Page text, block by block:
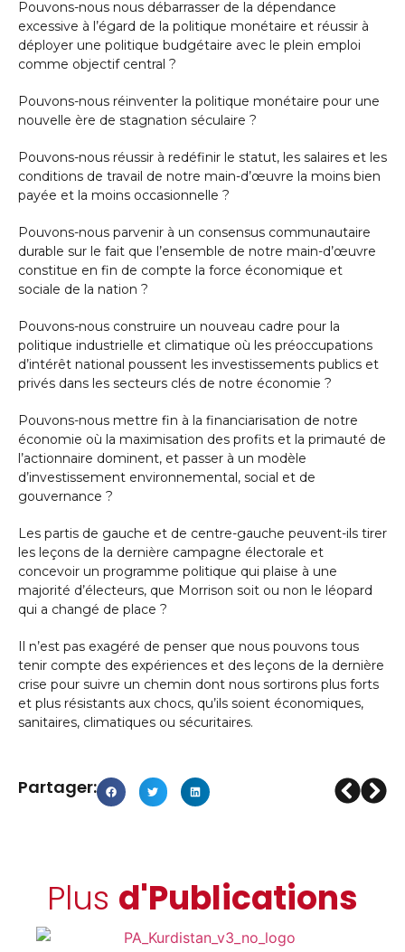
Pouvons-nous nous débarrasser de la dépendance
excessive à l’égard de la politique monétaire et réussir à
déployer une politique budgétaire avec le plein emploi
comme objectif central ?
Pouvons-nous réinventer la politique monétaire pour une
nouvelle ère de stagnation séculaire ?
Pouvons-nous réussir à redéfinir le statut, les salaires et les
conditions de travail de notre main-d’œuvre la moins bien
payée et la moins occasionnelle ?
Pouvons-nous parvenir à un consensus communautaire
durable sur le fait que l’ensemble de notre main-d’œuvre
constitue en fin de compte la force économique et
sociale de la nation ?
Pouvons-nous construire un nouveau cadre pour la
politique industrielle et climatique où les préoccupations
d’intérêt national poussent les investissements publics et
privés dans les secteurs clés de notre économie ?
Pouvons-nous mettre fin à la financiarisation de notre
économie où la maximisation des profits et la primauté de
l’actionnaire dominent, et passer à un modèle
d’investissement environnemental, social et de
gouvernance ?
Les partis de gauche et de centre-gauche peuvent-ils tirer
les leçons de la dernière campagne électorale et
concevoir un programme politique qui plaise à une
majorité d’électeurs, que Morrison soit ou non le léopard
qui a changé de place ?
Il n’est pas exagéré de penser que nous pouvons tous
tenir compte des expériences et des leçons de la dernière
crise pour suivre un chemin dont nous sortirons plus forts
et plus résistants aux chocs, qu’ils soient économiques,
sanitaires, climatiques ou sécuritaires.
Partager:
Plus d'Publications